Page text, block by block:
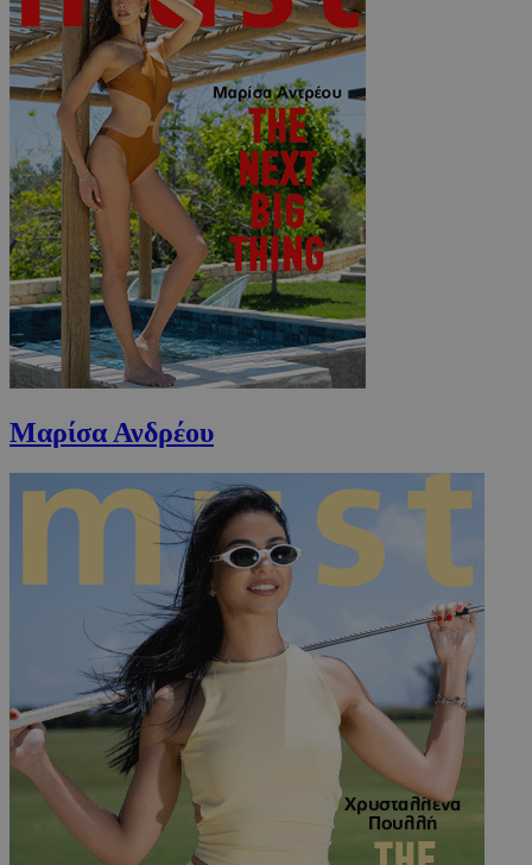
Μαρίσα Ανδρέου